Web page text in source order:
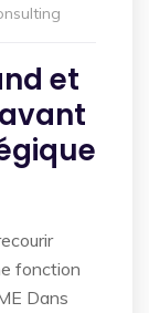
et
fonction
Dans